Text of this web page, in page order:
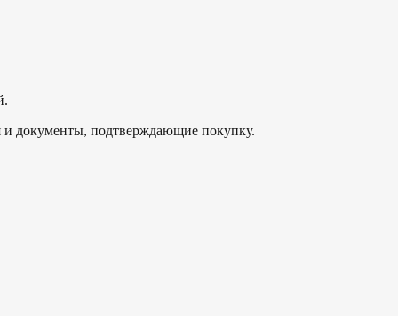
и документы, подтверждающие покупку.